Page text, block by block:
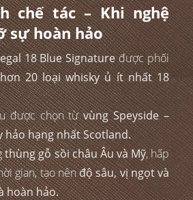
chế tác – Khi nghệ
sự hoàn hảo
18 Blue Signatuređược phối
hơn 20 loại whisky ủ ít nhất 18
được chọn từvùng Speyside –
hảo hạng nhất Scotland.
thùng gỗ sồi châu Âu và Mỹ, hấp
gian, tạo nênđộ sâu, vị ngọt và
hoàn hảo.